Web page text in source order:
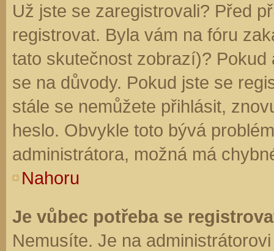
Už jste se zaregistrovali? Před
registrovat. Byla vám na fóru
tato skutečnost zobrazí)?
se na důvody. Pokud jste se
stále se nemůžete přihlásit,
heslo. Obvykle toto bývá
administrátora, možná má
Nahoru
Je vůbec potřeba se
Nemusíte. Je na